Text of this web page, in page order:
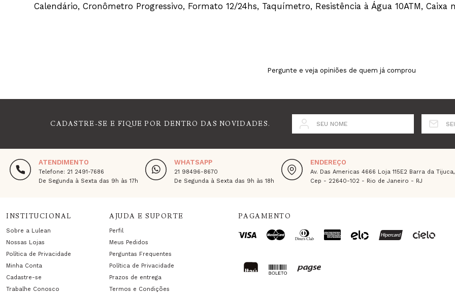
Calendário, Cronômetro Progressivo, Formato 12/24hs, Taquímetro, Resistência à Água 10ATM,
Pergunte e veja opiniões de quem já comprou
CADASTRE-SE E FIQUE POR DENTRO DAS NOVIDADES. SEU NOME
ATENDIMENTO
Telefone: 21 2491-7686
De Segunda à Sexta das 9h às 17h
WHATSAPP
21 98496-8670
De Segunda à Sexta das 9h às 18h
ENDEREÇO
Av. Das Americas 4666 Loja 115E2 Barra da Tijuca,
Cep - 22640-102 - Rio de Janeiro - RJ
INSTITUCIONAL
Sobre a Lulean
Nossas Lojas
Política de Privacidade
Minha Conta
Cadastre-se
Trabalhe Conosco
AJUDA E SUPORTE
Perfil
Meus Pedidos
Perguntas Frequentes
Política de Privacidade
Prazos de entrega
Termos e Condições
PAGAMENTO